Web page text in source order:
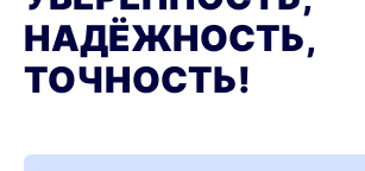
НАДЁЖНОСТЬ,
ТОЧНОСТЬ!